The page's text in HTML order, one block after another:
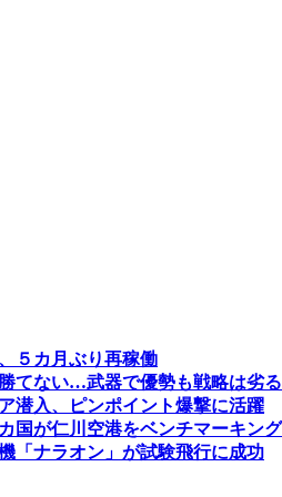
５カ月ぶり再稼働
勝てない…武器で優勢も戦略は劣
潜入、ピンポイント爆撃に活躍
国が仁川空港をベンチマーキング
「ナラオン」が試験飛行に成功